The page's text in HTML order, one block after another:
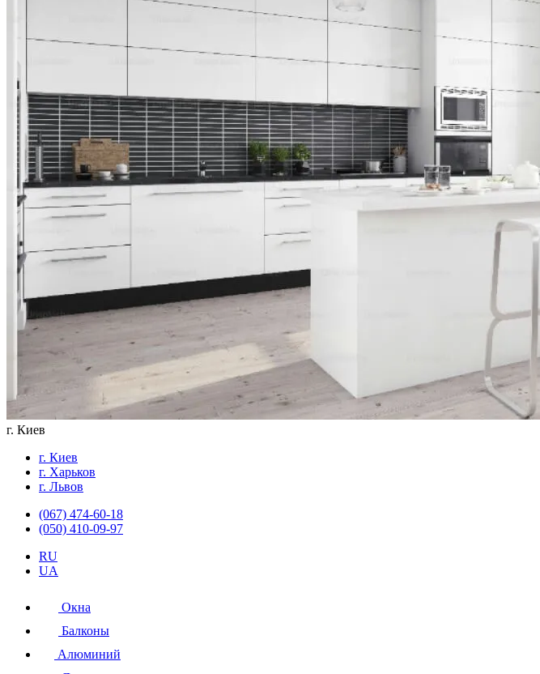
г. Киев
г. Киев
г. Харьков
г. Львов
(067) 474-60-18
(050) 410-09-97
RU
UA
Окна
Балконы
Алюминий